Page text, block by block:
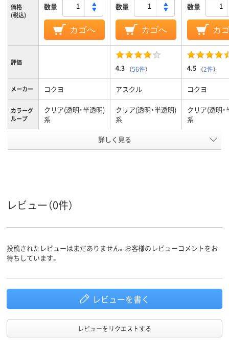
価格
(税込)
数量
カゴへ
数量
カゴへ
数量
カ
評価
4.3 （56件） 4.5 （2件）
メーカー コクヨ アスクル コクヨ
カラーグ
ループ
クリア(透明・半透明)
系
クリア(透明・半透明)
系
クリア(透明
系
0.25mm
アスクル
商品環境
詳しく見る
レビュー（0件）
投稿されたレビューはまだありません。お客様のレビューコメントをお
待ちしています。
レビューを書く
レビューをリクエストする